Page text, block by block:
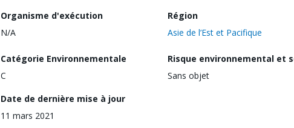
Organisme d'exécution
N/A
Région
Asie de l’Est et Pacifique
Catégorie Environnementale
C
Risque environnemental et
Sans objet
Date de dernière mise à jour
11 mars 2021